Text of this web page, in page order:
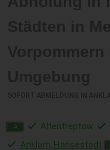
A Altentreptow
Anklam, Hansestadt